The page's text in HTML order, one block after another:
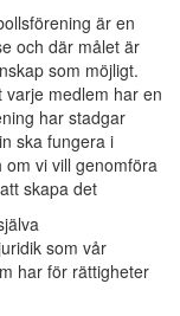
är en
och där målet är
som möjligt.
medlem har en
har stadgar
ska fungera i
vi vill genomföra
skapa det
som vår
har för rättigheter